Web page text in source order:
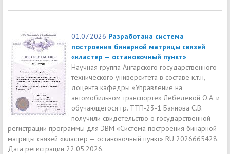
01.07.2026 Разработана система
построения бинарной матрицы связей
«кластер — остановочный пункт»
Научная группа Ангарского государственного
технического университета в составе к.т.н,
доцента кафедры «Управление на
автомобильном транспорте» Лебедевой О.А. и
обучающегося гр. ТТП-23-1 Баянова С.В.
получили свидетельство о государственной
регистрации программы для ЭВМ «Система построения бинарной
матрицы связей «кластер — остановочный пункт» RU 2026665428.
Дата регистрации 22.05.2026.